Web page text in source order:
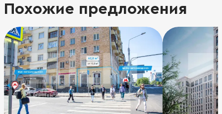
Похожие предложения